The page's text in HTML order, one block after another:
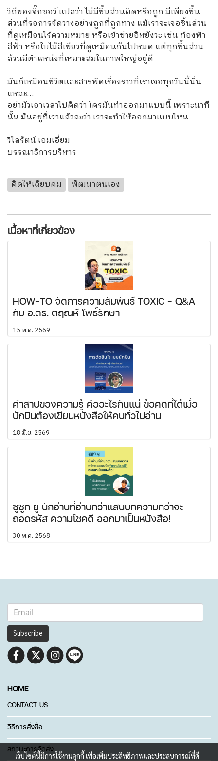
วิถีของจิ๊กซอว์​ แปลว่า ไม่มีชิ้นส่วนผิดหรือถูก มีเพียงชิ้น
ส่วนที่รอการจัดวางอย่างถูกที่ถูกทาง แม้เราจะเจอชิ้นส่วน
ที่ดูเหมือนไร้ความหมาย หรือเข้าข่ายอิหยังวะ เช่น ท้องฟ้า
สีฟ้า หรือใบไม้สีเขียวที่ดูเหมือนกันไปหมด แต่ทุกชิ้นส่วน
ล้วนมีตำแหน่งที่เหมาะสมในภาพใหญ่อยู่ดี
มันก็เหมือนชีวิตและสารพัดเรื่องราวที่เราเจอทุกวันนี้นั่น
แหละ…
อย่ามัวเอาเวลาไปคิดว่า ใครมันทำออกมาแบบนี้ เพราะนาที
นั้น มันอยู่ที่เราแล้วละว่า เราจะทำให้ออกมาแบบไหน
วิไลรัตน์ เอมเอี่ยม
บรรณาธิการบริหาร
คิดให้เฉียบคม พัฒนาตนเอง
เนื้อหาที่เกี่ยวข้อง
HOW-TO จัดการความสัมพันธ์ TOXIC - Q&A
กับ อ.ดร. ตฤณห์ โพธิ์รักษา
15 พ.ค. 2569
คำสาปของความรู้ คืออะไรกันแน่ ข้อคิดที่ได้เมื่อ
นักบินต้องเขียนหนังสือให้คนทั่วไปอ่าน
18 มิ.ย. 2569
ซูซูกิ ยู นักอ่านที่อ่านกว่าแสนบทความกว่าจะ
ถอดรหัส ความโชคดี ออกมาเป็นหนังสือ!
30 พ.ค. 2568
Subscribe
HOME
CONTACT US
วิธีการสั่งซื้อ
สถานะการจัดส่ง
เว็บไซต์นี้มีการใช้งานคุกกี้ เพื่อเพิ่มประสิทธิภาพและประสบการณ์ที่ดี